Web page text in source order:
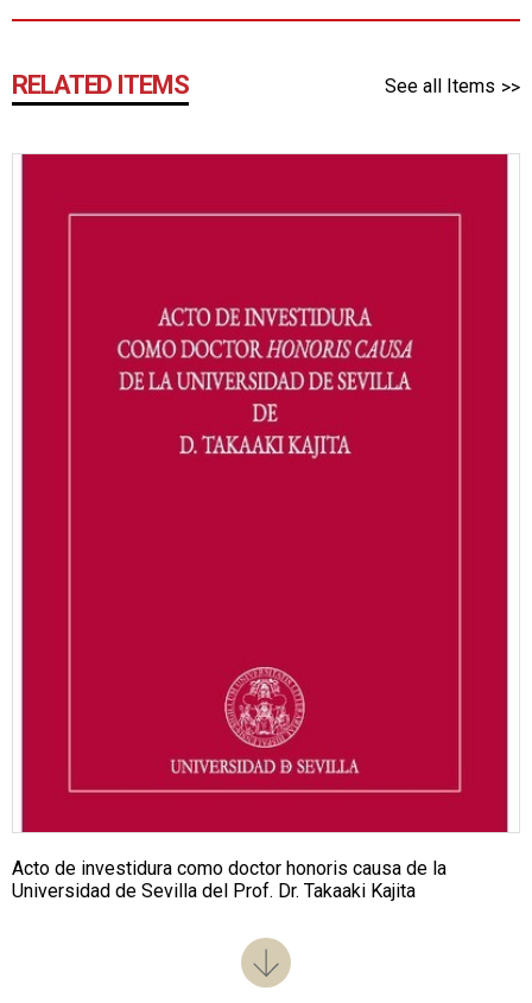
RELATED ITEMS See all Items
Acto de investidura como doctor honoris causa de la
Universidad de Sevilla del Prof. Dr. Takaaki Kajita